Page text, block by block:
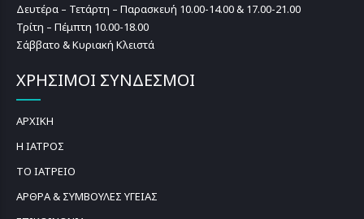
Δευτέρα – Τετάρτη – Παρασκευή 10.00-14.00 & 17.00-21.00
Τρίτη – Πέμπτη 10.00-18.00
Σάββατο & Κυριακή Κλειστά
ΧΡΗΣΙΜΟΙ ΣΥΝΔΕΣΜΟΙ
ΑΡΧΙΚΗ
Η ΙΑΤΡΟΣ
ΤΟ ΙΑΤΡΕΙΟ
ΑΡΘΡΑ & ΣΥΜΒΟΥΛΕΣ ΥΓΕΙΑΣ